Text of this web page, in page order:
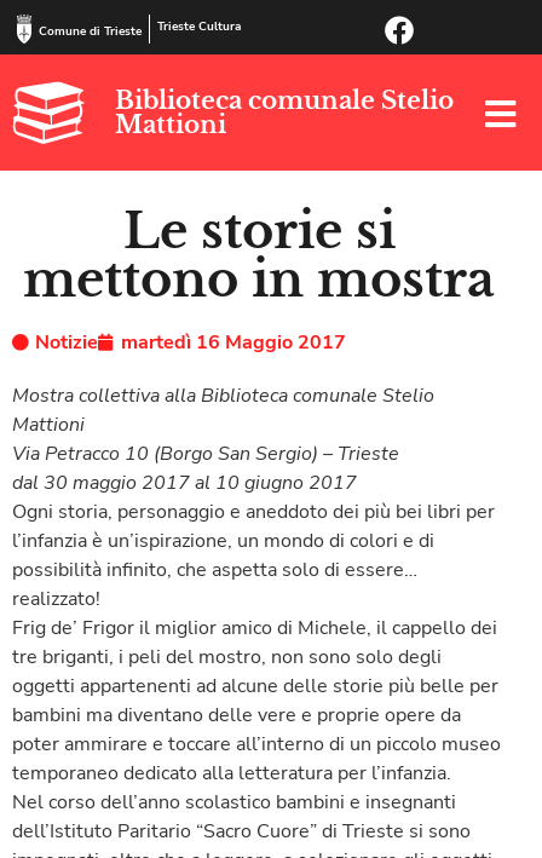
Comune di Trieste Trieste Cultura
Biblioteca comunale Stelio
Mattioni
Le storie si
mettono in mostra
Notizie
martedì 16 Maggio 2017
Mostra collettiva alla Biblioteca comunale Stelio
Mattioni
Via Petracco 10 (Borgo San Sergio) – Trieste
dal 30 maggio 2017 al 10 giugno 2017
Ogni storia, personaggio e aneddoto dei più bei libri per
l’infanzia è un’ispirazione, un mondo di colori e di
possibilità infinito, che aspetta solo di essere…
realizzato!
Frig de’ Frigor il miglior amico di Michele, il cappello dei
tre briganti, i peli del mostro, non sono solo degli
oggetti appartenenti ad alcune delle storie più belle per
bambini ma diventano delle vere e proprie opere da
poter ammirare e toccare all’interno di un piccolo museo
temporaneo dedicato alla letteratura per l’infanzia.
Nel corso dell’anno scolastico bambini e insegnanti
dell’Istituto Paritario “Sacro Cuore” di Trieste si sono